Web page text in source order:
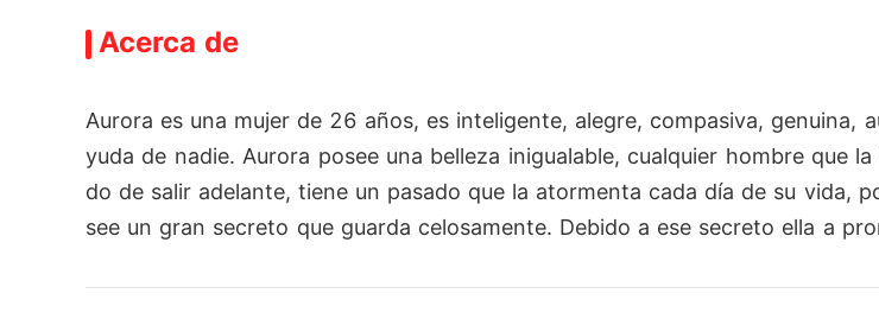
Acerca de
Aurora es una mujer de 26 años, es inteligente, alegre, compasiva, genuina,
yuda de nadie. Aurora posee una belleza inigualable, cualquier hombre que
do de salir adelante, tiene un pasado que la atormenta cada día de su vida,
see un gran secreto que guarda celosamente. Debido a ese secreto ella a